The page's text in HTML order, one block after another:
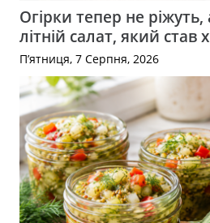
Огірки тепер не
літній салат, який став
П’ятниця, 7 Серпня, 2026